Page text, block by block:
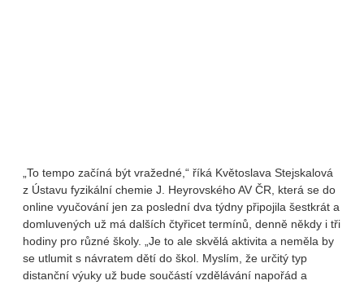
„To tempo začíná být vražedné,“ říká Květoslava Stejskalová
z Ústavu fyzikální chemie J. Heyrovského AV ČR, která se do
online vyučování jen za poslední dva týdny připojila šestkrát a
domluvených už má dalších čtyřicet termínů, denně někdy i tři
hodiny pro různé školy. „Je to ale skvělá aktivita a neměla by
se utlumit s návratem dětí do škol. Myslím, že určitý typ
distanční výuky už bude součástí vzdělávání napořád a